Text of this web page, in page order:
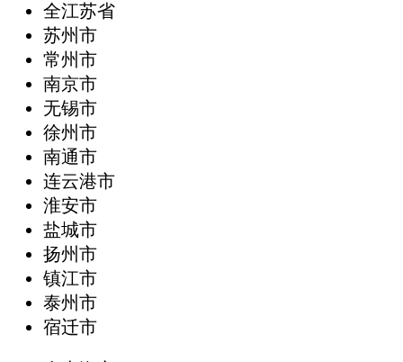
全江苏省
苏州市
常州市
南京市
无锡市
徐州市
南通市
连云港市
淮安市
盐城市
扬州市
镇江市
泰州市
宿迁市